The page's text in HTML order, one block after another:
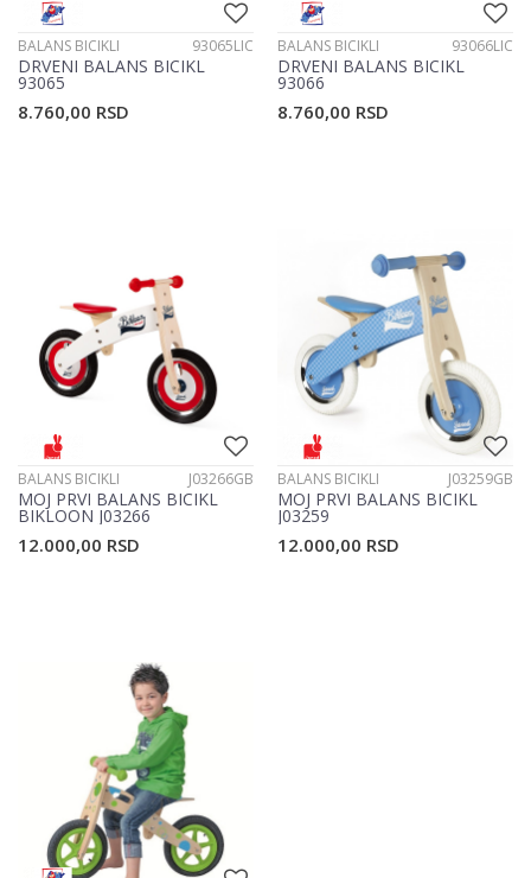
BALANS BICIKLI 93065LIC
DRVENI BALANS BICIKL
93065
8.760,00 RSD
BALANS BICIKLI 93066LIC
DRVENI BALANS BICIKL
93066
8.760,00 RSD
BALANS BICIKLI J03266GB
MOJ PRVI BALANS BICIKL
BIKLOON J03266
12.000,00 RSD
BALANS BICIKLI J03259GB
MOJ PRVI BALANS BICIKL
J03259
12.000,00 RSD